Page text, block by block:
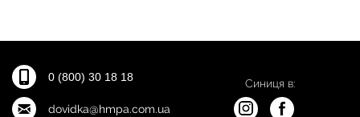
0 (800) 30 18 18
dovidka@hmpa.com.ua
Синиця в: